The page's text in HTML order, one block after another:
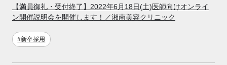
【満員御礼・受付終了】2022年6月18日(土)医師向けオンライ
ン開催説明会を開催します！／湘南美容クリニック
#新卒採用